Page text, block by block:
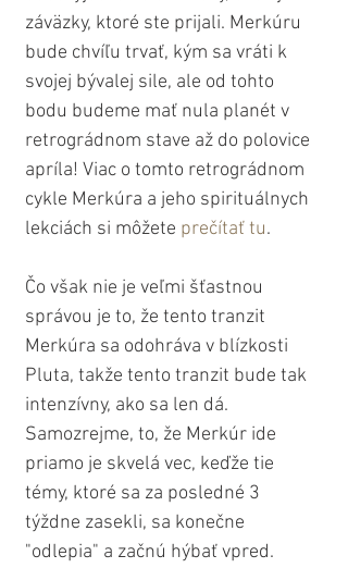
záväzky, ktoré ste prijali. Merkúru
bude chvíľu trvať, kým sa vráti k
svojej bývalej sile, ale od tohto
bodu budeme mať nula planét v
retrográdnom stave až do polovice
apríla! Viac o tomto retrográdnom
cykle Merkúra a jeho spirituálnych
lekciách si môžete prečítať tu.
Čo však nie je veľmi šťastnou
správou je to, že tento tranzit
Merkúra sa odohráva v blízkosti
Pluta, takže tento tranzit bude tak
intenzívny, ako sa len dá.
Samozrejme, to, že Merkúr ide
priamo je skvelá vec, keďže tie
témy, ktoré sa za posledné 3
týždne zasekli, sa konečne
"odlepia" a začnú hýbať vpred.